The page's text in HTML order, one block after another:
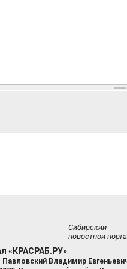
Сибирский
новостной
«КРАСРАБ.РУ»
Павловский Владимир